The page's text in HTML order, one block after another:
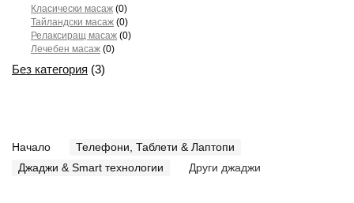
Класически масаж (0)
Тайландски масаж (0)
Релаксиращ масаж (0)
Лечебен масаж (0)
Без категория (3)
Начало
Телефони, Таблети & Лаптопи
Джаджи & Smart технологии
Други джаджи